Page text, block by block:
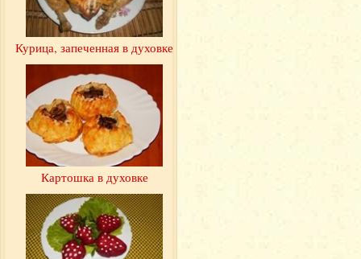
Курица, запеченная в духовке
Картошка в духовке